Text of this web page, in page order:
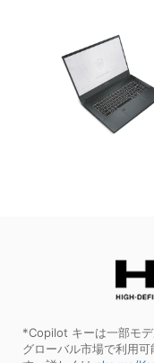
*Copilot キーは一部モ
グローバル市場で利用